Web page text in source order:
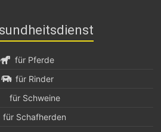
für Pferde
für Rinder
für Schweine
für Schafherden